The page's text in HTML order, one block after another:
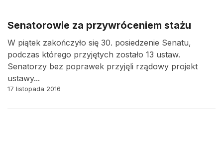
Senatorowie za przywróceniem stażu
W piątek zakończyło się 30. posiedzenie Senatu,
podczas którego przyjętych zostało 13 ustaw.
Senatorzy bez poprawek przyjęli rządowy projekt
ustawy...
17 listopada 2016